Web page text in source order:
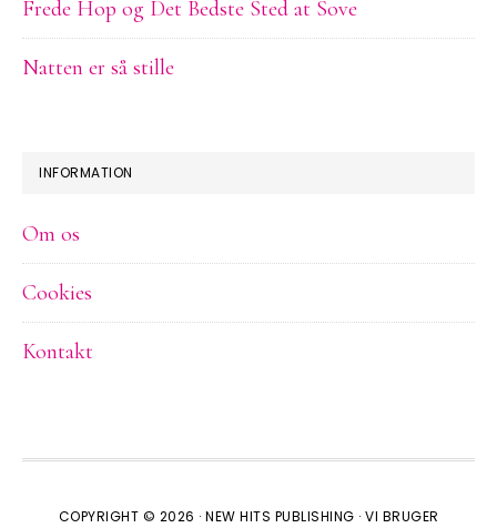
Frede Hop og Det Bedste Sted at Sove
Natten er så stille
INFORMATION
Om os
Cookies
Kontakt
COPYRIGHT © 2026 · NEW HITS PUBLISHING · VI BRUGER